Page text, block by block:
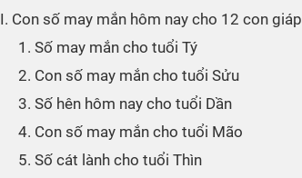
I. Con số may mắn hôm nay cho 12 con giáp
1. Số may mắn cho tuổi Tý
2. Con số may mắn cho tuổi Sửu
3. Số hên hôm nay cho tuổi Dần
4. Con số may mắn cho tuổi Mão
5. Số cát lành cho tuổi Thìn